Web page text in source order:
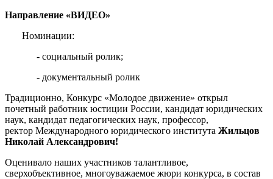
Направление «ВИДЕО»
Номинации:
- социальный ролик;
- документальный ролик
Традиционно, Конкурс «Молодое движение» открыл
почетный работник юстиции России, кандидат юридических
наук, кандидат педагогических наук, профессор,
ректор Международного юридического института Жильцов
Николай Александрович!
Оценивало наших участников талантливое,
сверхобъективное, многоуважаемое жюри конкурса, в состав